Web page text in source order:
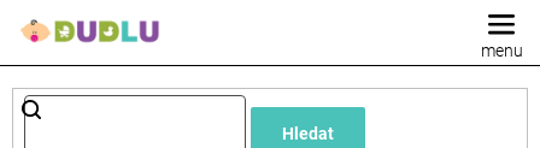
Hledat
Dětské